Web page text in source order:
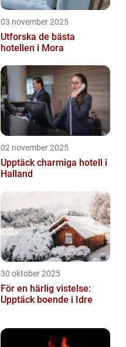
03 november 2025
Utforska de bästa
hotellen i Mora
02 november 2025
Upptäck charmiga hotell i
Halland
30 oktober 2025
För en härlig vistelse:
Upptäck boende i Idre